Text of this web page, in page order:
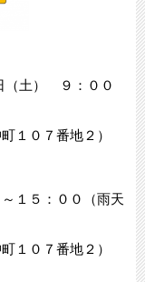
（土） ９：００
１０７番地２）
１５：００（雨天
１０７番地２）